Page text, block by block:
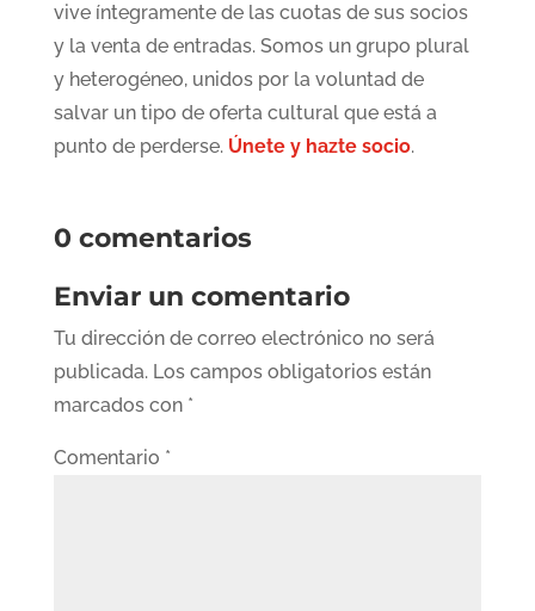
vive íntegramente de las cuotas de sus socios
y la venta de entradas. Somos un grupo plural
y heterogéneo, unidos por la voluntad de
salvar un tipo de oferta cultural que está a
punto de perderse. Únete y hazte socio.
0 comentarios
Enviar un comentario
Tu dirección de correo electrónico no será
publicada. Los campos obligatorios están
marcados con *
Comentario *